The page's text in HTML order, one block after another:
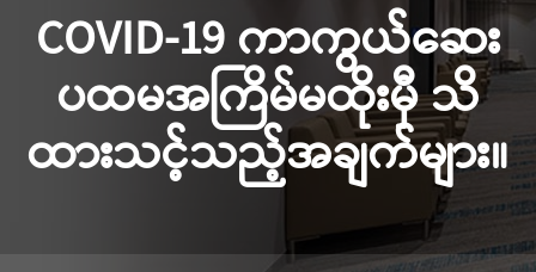
COVID-19 ကာကွယ်ဆေး
ပထမအကြိမ်မထိုးမှီ သိ
ထားသင့်သည့်အချက်များ။